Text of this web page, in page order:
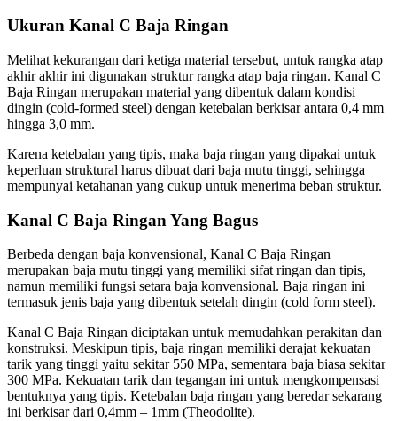
Ukuran Kanal C Baja Ringan
Melihat kekurangan dari ketiga material tersebut, untuk rangka atap
akhir akhir ini digunakan struktur rangka atap baja ringan. Kanal C
Baja Ringan merupakan material yang dibentuk dalam kondisi
dingin (cold-formed steel) dengan ketebalan berkisar antara 0,4 mm
hingga 3,0 mm.
Karena ketebalan yang tipis, maka baja ringan yang dipakai untuk
keperluan struktural harus dibuat dari baja mutu tinggi, sehingga
mempunyai ketahanan yang cukup untuk menerima beban struktur.
Kanal C Baja Ringan Yang Bagus
Berbeda dengan baja konvensional, Kanal C Baja Ringan
merupakan baja mutu tinggi yang memiliki sifat ringan dan tipis,
namun memiliki fungsi setara baja konvensional. Baja ringan ini
termasuk jenis baja yang dibentuk setelah dingin (cold form steel).
Kanal C Baja Ringan diciptakan untuk memudahkan perakitan dan
konstruksi. Meskipun tipis, baja ringan memiliki derajat kekuatan
tarik yang tinggi yaitu sekitar 550 MPa, sementara baja biasa sekitar
300 MPa. Kekuatan tarik dan tegangan ini untuk mengkompensasi
bentuknya yang tipis. Ketebalan baja ringan yang beredar sekarang
ini berkisar dari 0,4mm – 1mm (Theodolite).